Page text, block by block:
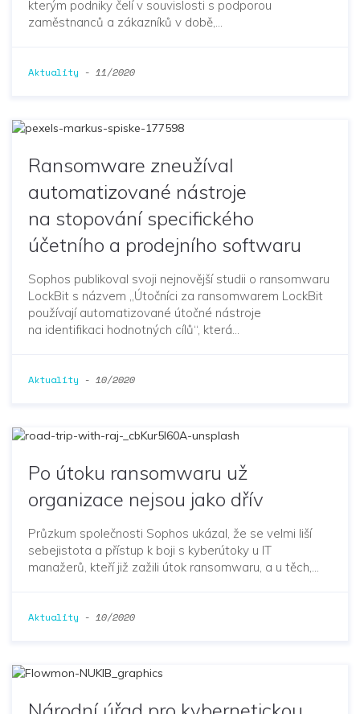
kterým podniky čelí v souvislosti s podporou
zaměstnanců a zákazníků v době,…
Aktuality - 11/2020
Ransomware zneužíval
automatizované nástroje
na stopování specifického
účetního a prodejního softwaru
Sophos publikoval svoji nejnovější studii o ransomwaru
LockBit s názvem „Útočníci za ransomwarem LockBit
používají automatizované útočné nástroje
na identifikaci hodnotných cílů“, která…
Aktuality - 10/2020
Po útoku ransomwaru už
organizace nejsou jako dřív
Průzkum společnosti Sophos ukázal, že se velmi liší
sebejistota a přístup k boji s kyberútoky u IT
manažerů, kteří již zažili útok ransomwaru, a u těch,…
Aktuality - 10/2020